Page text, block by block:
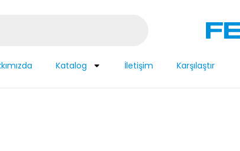
Katalog İletişim Karşılaştır